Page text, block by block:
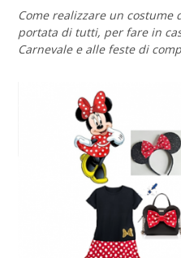
Come realizzare un costume
portata di tutti, per fare in
Carnevale e alle feste di